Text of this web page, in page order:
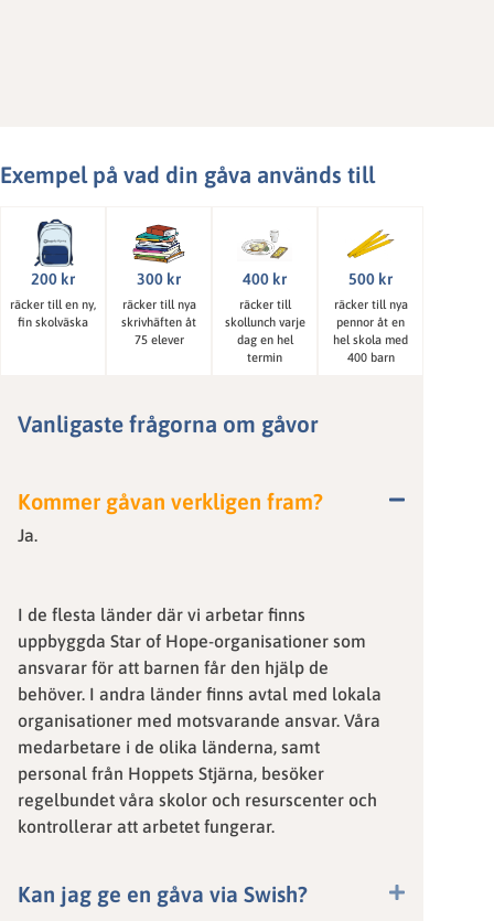
Exempel på vad din gåva används till
200 kr
räcker till en ny,
fin skolväska
300 kr
räcker till nya
skrivhäften åt
75 elever
400 kr
räcker till
skollunch varje
dag en hel
termin
500 kr
räcker till nya
pennor åt en
hel skola med
400 barn
Vanligaste frågorna om gåvor
Kommer gåvan verkligen fram?
Ja.
I de flesta länder där vi arbetar finns
uppbyggda Star of Hope-organisationer som
ansvarar för att barnen får den hjälp de
behöver. I andra länder finns avtal med lokala
organisationer med motsvarande ansvar. Våra
medarbetare i de olika länderna, samt
personal från Hoppets Stjärna, besöker
regelbundet våra skolor och resurscenter och
kontrollerar att arbetet fungerar.
Kan jag ge en gåva via Swish?